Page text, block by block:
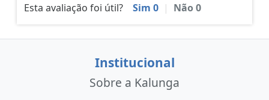
Esta avaliação foi útil?
Sim 0 | Não0
Institucional
Sobre a Kalunga